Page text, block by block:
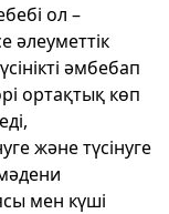
ол –
әлеуметтік
әмбебап
ортақтық көп
және түсінуге
мен күші